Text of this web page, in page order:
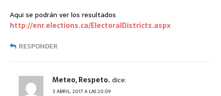
Aqui se podrán ver los resultados
http://enr.elections.ca/ElectoralDistricts.aspx
RESPONDER
Meteo, Respeto.dice:
3 ABRIL, 2017 A LAS 20:09